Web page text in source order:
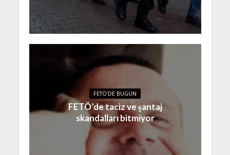
FETÖ'DE BUGÜN
FETÖ’de taciz ve şantaj
skandalları bitmiyor